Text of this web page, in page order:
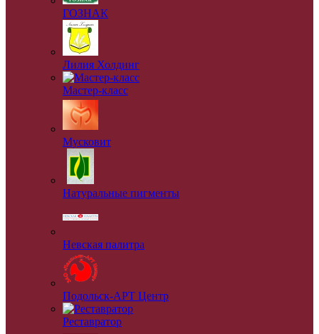
ГОЗНАК
Лилия Холдинг
Мастер-класс
Мусковит
Натуральные пигменты
Невская палитра
Подольск-АРТ Центр
Реставратор